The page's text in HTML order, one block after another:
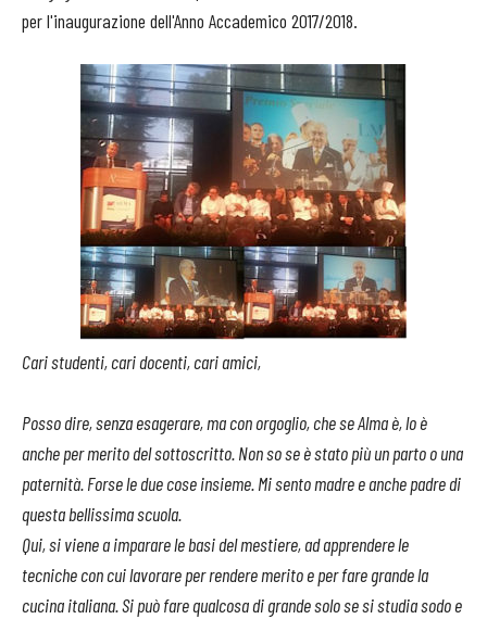
per l'inaugurazione dell'Anno Accademico 2017/2018.
Cari studenti, cari docenti, cari amici,
Posso dire, senza esagerare, ma con orgoglio, che se Alma è, lo è
anche per merito del sottoscritto. Non so se è stato più un parto o una
paternità. Forse le due cose insieme. Mi sento madre e anche padre di
questa bellissima scuola.
Qui, si viene a imparare le basi del mestiere, ad apprendere le
tecniche con cui lavorare per rendere merito e per fare grande la
cucina italiana. Si può fare qualcosa di grande solo se si studia sodo e